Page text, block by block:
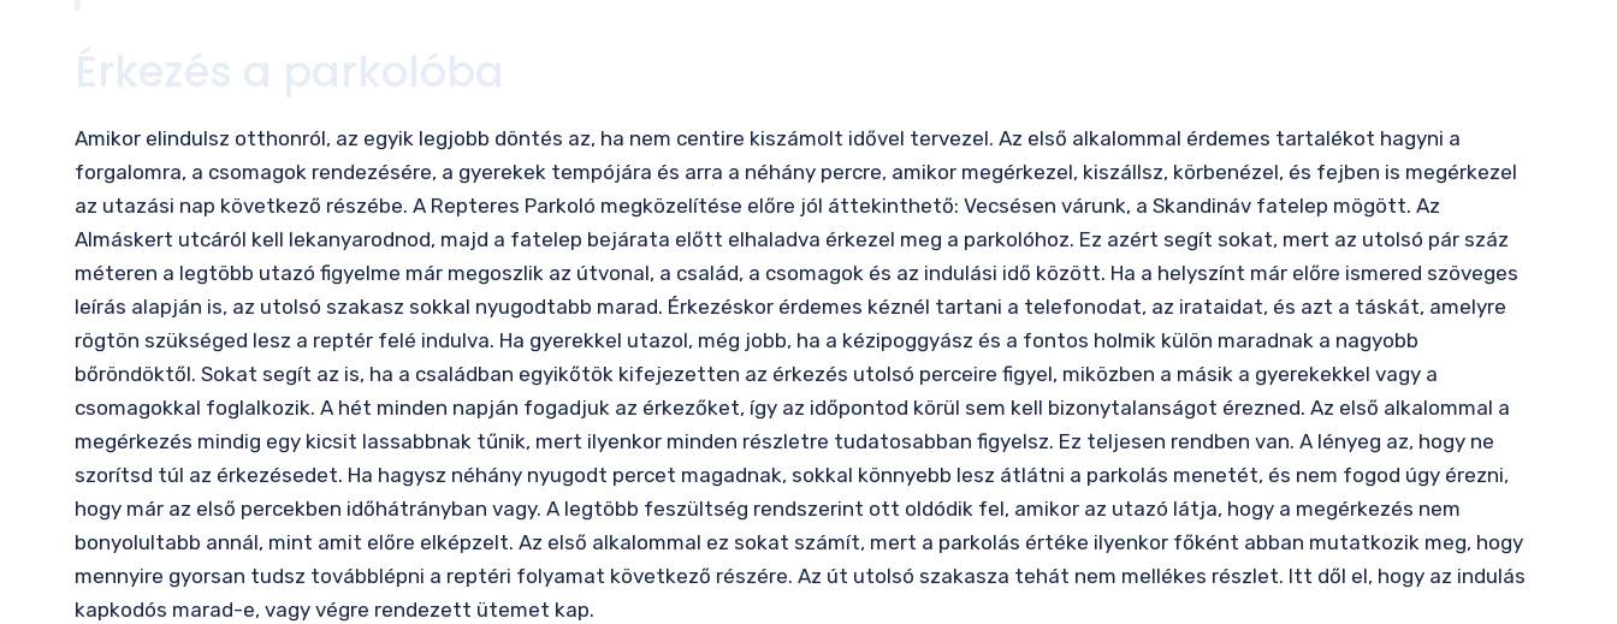
Érkezés a parkolóba
Amikor elindulsz otthonról, az egyik legjobb döntés az, ha nem centire kiszámolt idővel tervezel. Az első alkalommal érdemes tartalékot hagyni a
forgalomra, a csomagok rendezésére, a gyerekek tempójára és arra a néhány percre, amikor megérkezel, kiszállsz, körbenézel, és fejben is megérkezel
az utazási nap következő részébe. A Repteres Parkoló megközelítése előre jól áttekinthető: Vecsésen várunk, a Skandináv fatelep mögött. Az
Almáskert utcáról kell lekanyarodnod, majd a fatelep bejárata előtt elhaladva érkezel meg a parkolóhoz. Ez azért segít sokat, mert az utolsó pár száz
méteren a legtöbb utazó figyelme már megoszlik az útvonal, a család, a csomagok és az indulási idő között. Ha a helyszínt már előre ismered szöveges
leírás alapján is, az utolsó szakasz sokkal nyugodtabb marad. Érkezéskor érdemes kéznél tartani a telefonodat, az irataidat, és azt a táskát, amelyre
rögtön szükséged lesz a reptér felé indulva. Ha gyerekkel utazol, még jobb, ha a kézipoggyász és a fontos holmik külön maradnak a nagyobb
bőröndöktől. Sokat segít az is, ha a családban egyikőtök kifejezetten az érkezés utolsó perceire figyel, miközben a másik a gyerekekkel vagy a
csomagokkal foglalkozik. A hét minden napján fogadjuk az érkezőket, így az időpontod körül sem kell bizonytalanságot érezned. Az első alkalommal a
megérkezés mindig egy kicsit lassabbnak tűnik, mert ilyenkor minden részletre tudatosabban figyelsz. Ez teljesen rendben van. A lényeg az, hogy ne
szorítsd túl az érkezésedet. Ha hagysz néhány nyugodt percet magadnak, sokkal könnyebb lesz átlátni a parkolás menetét, és nem fogod úgy érezni,
hogy már az első percekben időhátrányban vagy. A legtöbb feszültség rendszerint ott oldódik fel, amikor az utazó látja, hogy a megérkezés nem
bonyolultabb annál, mint amit előre elképzelt. Az első alkalommal ez sokat számít, mert a parkolás értéke ilyenkor főként abban mutatkozik meg, hogy
mennyire gyorsan tudsz továbblépni a reptéri folyamat következő részére. Az út utolsó szakasza tehát nem mellékes részlet. Itt dől el, hogy az indulás
kapkodós marad-e, vagy végre rendezett ütemet kap.